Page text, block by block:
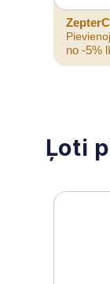
no -5%
Ļoti